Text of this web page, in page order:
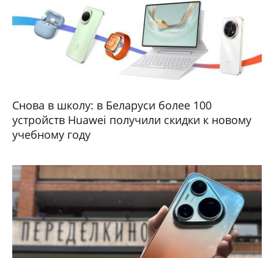
Снова в школу: в Беларуси более 100
устройств Huawei получили скидки к новому
учебному году